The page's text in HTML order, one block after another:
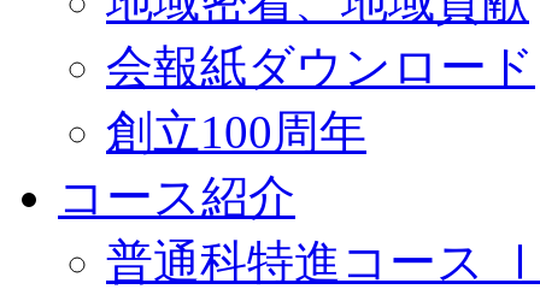
会報紙ダウンロード
創立100周年
コース紹介
普通科特進コース